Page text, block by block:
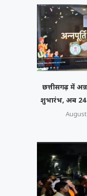
छत्तीसगढ़ में
शुभारंभ, अब 24
August